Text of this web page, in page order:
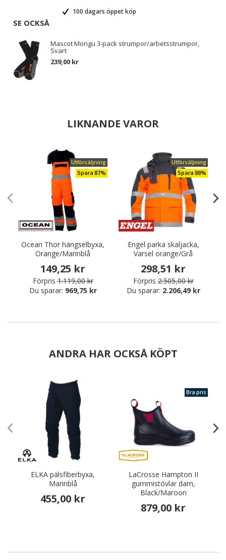
100 dagars öppet köp
SE OCKSÅ
Mascot Mongu 3-pack strumpor/arbetsstrumpor,
Svart
239,00 kr
LIKNANDE VAROR
Utförsäljning
Spara 87%
Ocean Thor hängselbyxa,
Orange/Marinblå
149,25 kr
Förpris 1.119,00 kr
Du sparar: 969,75 kr
Utförsäljning
Spara 88%
Engel parka skaljacka,
Varsel orange/Grå
298,51 kr
Förpris 2.505,00 kr
Du sparar: 2.206,49 kr
ANDRA HAR OCKSÅ KÖPT
ELKA pälsfiberbyxa,
Marinblå
455,00 kr
Bra pris
LaCrosse Hampton II
gummistövlar dam,
Black/Maroon
879,00 kr